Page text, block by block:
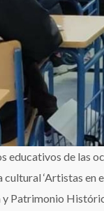
educativos de las
‘Artistas en
Patrimonio